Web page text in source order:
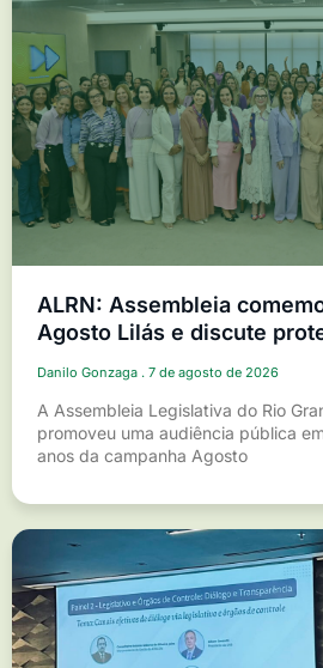
ALRN: Assembleia
Agosto Lilás e discute
Danilo Gonzaga 7 de agosto de 2026
A Assembleia Legislativa do Rio
promoveu uma audiência pública
anos da campanha Agosto